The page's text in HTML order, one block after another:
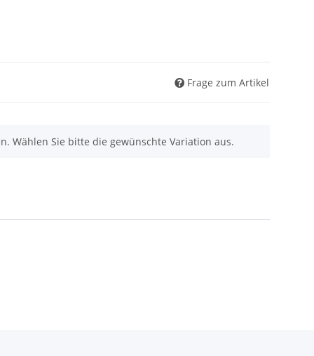
Frage zum Artikel
Wählen Sie bitte die gewünschte Variation aus.